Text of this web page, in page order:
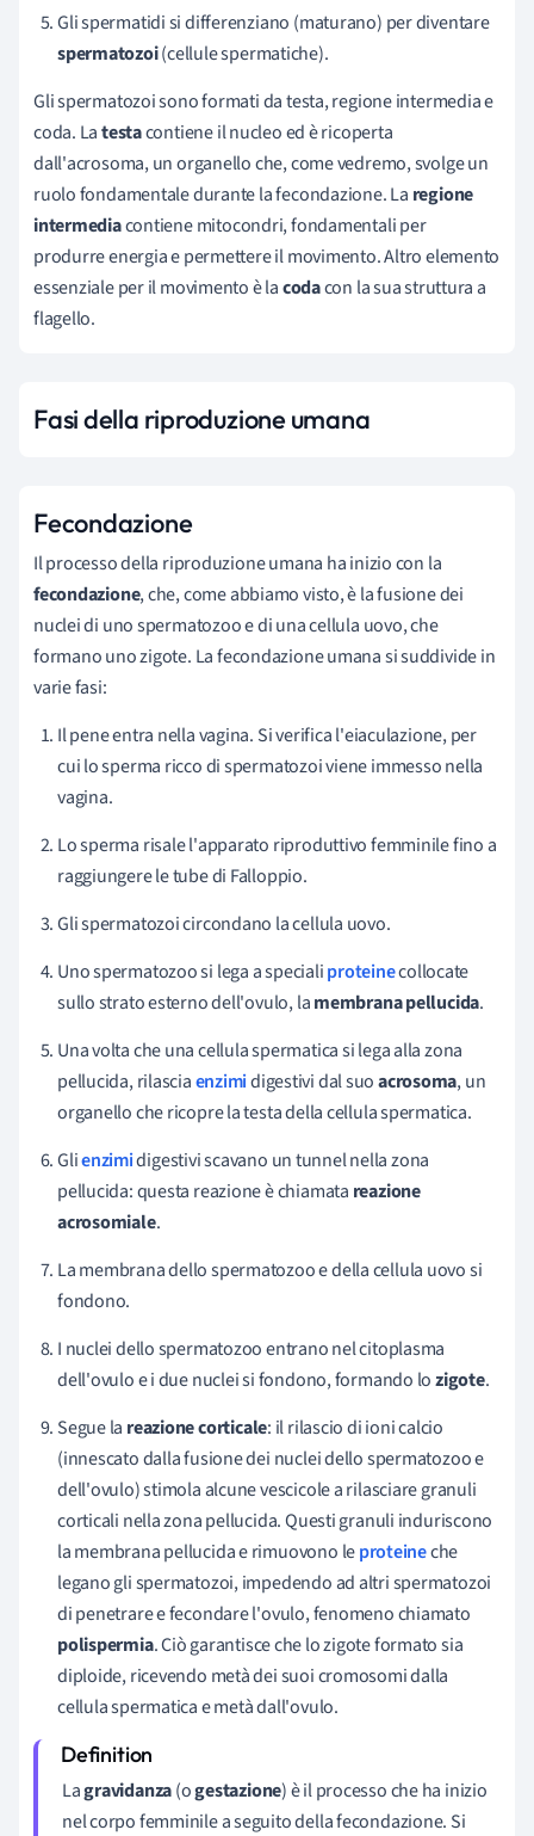
Gli spermatidi si differenziano (maturano) per diventare
spermatozoi(cellule spermatiche).
Gli spermatozoi sono formati da testa, regione intermedia e
coda. Latestacontiene il nucleo ed è ricoperta
dall'acrosoma, un organello che, come vedremo, svolge un
ruolo fondamentale durante la fecondazione. La regione
intermediacontiene mitocondri, fondamentali per
produrre energia e permettere il movimento. Altro elemento
essenziale per il movimento è lacodacon la sua struttura a
flagello.
Fasi della riproduzione umana
Fecondazione
Il processo della riproduzione umana ha inizio con la
fecondazione, che, come abbiamo visto, èla fusione dei
nuclei di uno spermatozoo e di una cellula uovo, che
formano uno zigote. La fecondazione umana si suddivide in
varie fasi:
Il pene entra nella vagina. Si verifica l'eiaculazione, per
cui lo sperma ricco di spermatozoi viene immesso nella
vagina.
Lo sperma risale l'apparato riproduttivo femminile fino a
raggiungere le tube di Falloppio.
Gli spermatozoi circondano la cellula uovo.
Uno spermatozoo si lega a specialiproteinecollocate
sullo strato esterno dell'ovulo,lamembrana pellucida.
Una volta che una cellula spermatica si lega alla zona
pellucida, rilasciaenzimidigestivi dal suoacrosoma, un
organello che ricopre la testa della cellula spermatica.
Glienzimidigestivi scavano un tunnel nella zona
pellucida: questa reazione è chiamata reazione
acrosomiale.
La membrana dello spermatozoo e della cellula uovo si
fondono.
I nuclei dello spermatozoo entrano nel citoplasma
dell'ovulo e i due nuclei si fondono, formando lozigote.
Segue la reazione corticale: ilrilascio di ioni calcio
(innescato dalla fusione dei nuclei dello spermatozoo e
dell'ovulo) stimola alcune vescicole a rilasciare granuli
corticali nella zona pellucida. Questi granuli induriscono
la membrana pellucida e rimuovono leproteineche
legano gli spermatozoi, impedendo ad altri spermatozoi
di penetrare e fecondare l'ovulo, fenomeno chiamato
polispermia.Ciò garantisce che lo zigote formato sia
diploide, ricevendo metà dei suoi cromosomi dalla
cellula spermatica e metà dall'ovulo.
Lagravidanza(ogestazione) è il processo che ha inizio
nel corpo femminile a seguito della fecondazione. Si